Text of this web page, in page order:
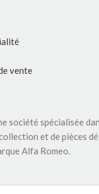
vente
société spécialisée
et de pièces
Alfa Romeo.